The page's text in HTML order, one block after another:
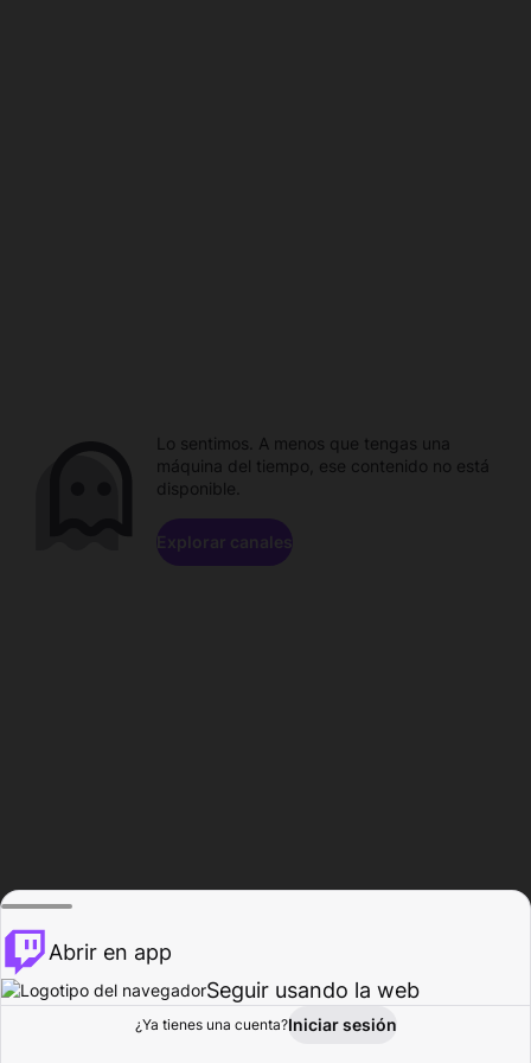
Explorar Actividad
Lo sentimos. A menos que tengas una
máquina del tiempo, ese contenido no está
disponible.
Explorar canales
Abrir en app
Seguir usando la web
¿Ya tienes una cuenta?Iniciar sesión